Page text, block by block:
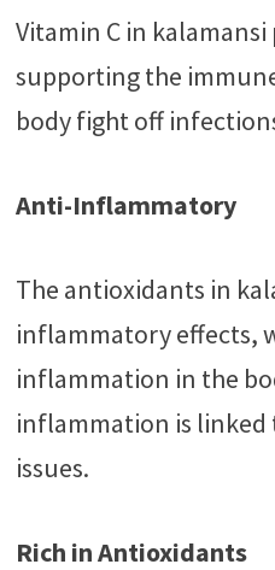
Vitamin C in
supporting the
body fight off
Anti-Inflammatory
The antioxidants in
inflammatory effects,
inflammation in the
inflammation is linked
issues.
Rich in Antioxidants